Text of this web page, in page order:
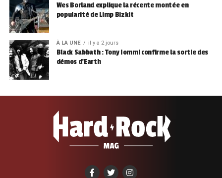
Wes Borland explique la récente montée en
popularité de Limp Bizkit
À LA UNE il y a 2 jours
Black Sabbath : Tony Iommi confirme la sortie des
démos d’Earth